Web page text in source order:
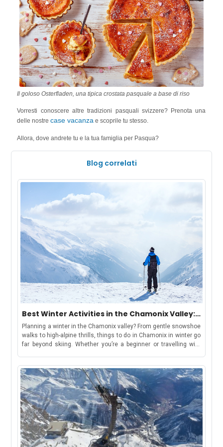
Il goloso Osterfladen, una tipica crostata pasquale a base di riso
Vorresti conoscere altre tradizioni pasquali svizzere? Prenota una
delle nostrecase vacanza e scoprile tu stesso.
Allora, dove andrete tu e la tua famiglia per Pasqua?
Blog correlati
Best Winter Activities in the Chamonix Valley:
Chamonix, Les Houches, Argentière &
Vallorcine
Planning a winter in the Chamonix valley? From gentle snowshoe
walks to high-alpine thrills, things to do in Chamonix in winter go
far beyond skiing. Whether you’re a beginner or travelling with
find your winter base in the Chamonix ValleyBut first, let’s
understand-How to Use This GuideWe have curated this guide to
make your holiday shortlisting a cakewalk. This guide includes
each area in the valley, offering a distinct winter
experience:Chamonix: ideal for lively stays, easy access to
attractions, and family-friendly fun.Les Houches: gentle slopes
and sledging, great for beginners and families.Argentière: snow-
sure terrain and access to Grands Montets for advanced
skiers.Vallorcine: peaceful, scenic base for snowshoeing and